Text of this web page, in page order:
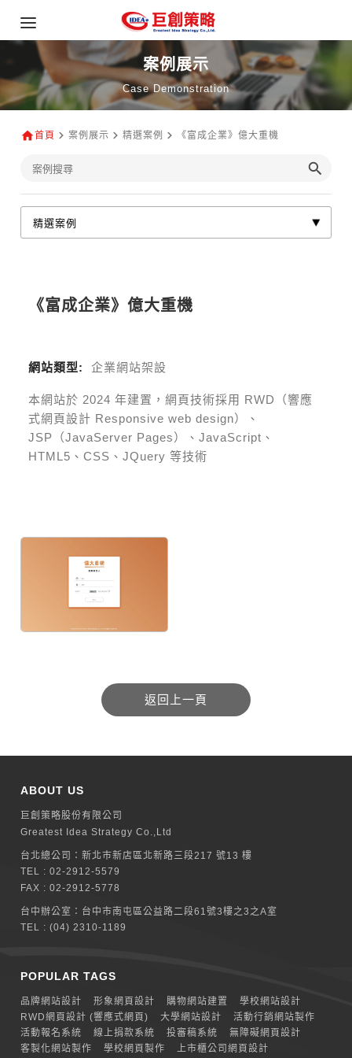
案例展示
Case Demonstration
首頁 案例展示 精選案例 《富成企業》億大重機
《富成企業》億大重機
網站類型: 企業網站架設
本網站於 2024 年建置，網頁技術採用 RWD（響應
式網頁設計 Responsive web design）、
JSP（JavaServer Pages）、JavaScript、
HTML5、CSS、JQuery 等技術
ABOUT US
巨創策略股份有限公司
Greatest Idea Strategy Co.,Ltd
台北總公司：新北巿新店區北新路三段217 號13 樓
TEL :02-2912-5579
FAX : 02-2912-5778
台中辦公室： 台中市南屯區公益路二段61號3樓之3之A室
TEL :(04) 2310-1189
POPULAR TAGS
品牌網站設計 形象網頁設計 購物網站建置
學校網站設計
RWD網頁設計 (響應式網頁)
大學網站設計
活動行銷網站製作
活動報名系統
線上捐款系統 投審稿系統
無障礙網頁設計
客製化網站製作
學校網頁製作 上市櫃公司網頁設計